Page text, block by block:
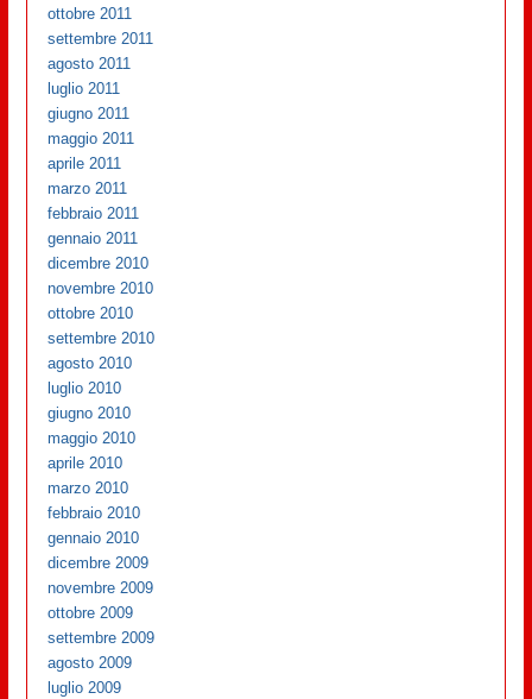
ottobre 2011
settembre 2011
agosto 2011
luglio 2011
giugno 2011
maggio 2011
aprile 2011
marzo 2011
febbraio 2011
gennaio 2011
dicembre 2010
novembre 2010
ottobre 2010
settembre 2010
agosto 2010
luglio 2010
giugno 2010
maggio 2010
aprile 2010
marzo 2010
febbraio 2010
gennaio 2010
dicembre 2009
novembre 2009
ottobre 2009
settembre 2009
agosto 2009
luglio 2009